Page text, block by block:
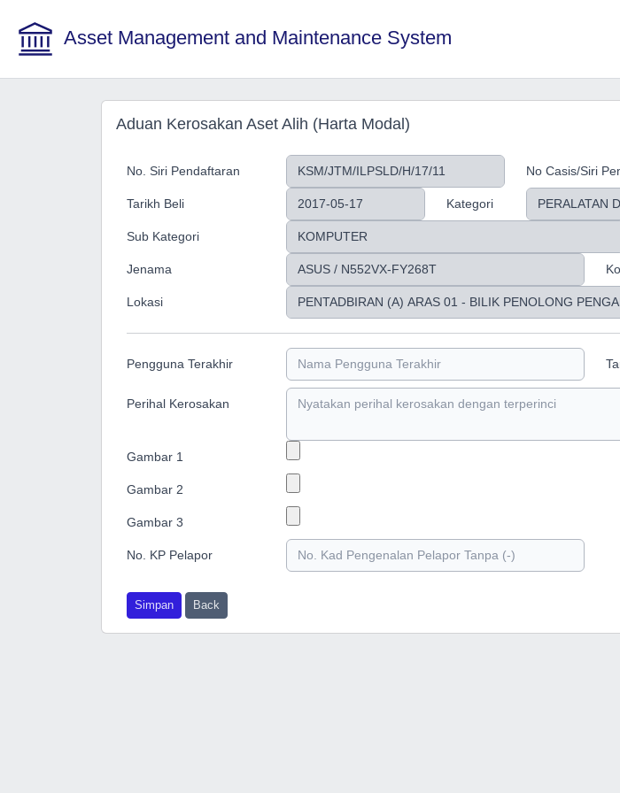
Asset Management and Maintenance System
Aduan Kerosakan Aset Alih (Harta Modal)
No. Siri Pendaftaran No Casis/Siri
Tarikh Beli Kategori
Sub Kategori
Jenama
Lokasi
Pengguna Terakhir
Perihal Kerosakan
Gambar 1
Gambar 2
Gambar 3
No. KP Pelapor
Simpan Back